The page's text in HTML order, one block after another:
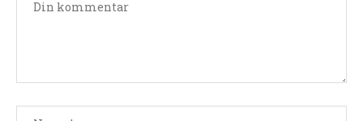
stjärnor
stjärnor
stjärnor
stjärna